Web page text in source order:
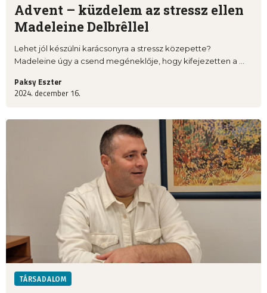
Advent – küzdelem az stressz ellen
Madeleine Delbrêllel
Lehet jól készülni karácsonyra a stressz közepette?
Madeleine úgy a csend megéneklője, hogy kifejezetten a ...
Paksy Eszter
2024. december 16.
TÁRSADALOM